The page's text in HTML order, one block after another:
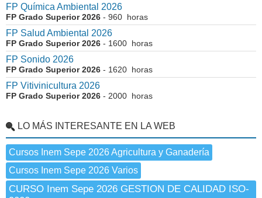
FP Química Ambiental 2026
FP Grado Superior 2026 - 960 horas
FP Salud Ambiental 2026
FP Grado Superior 2026 - 1600 horas
FP Sonido 2026
FP Grado Superior 2026 - 1620 horas
FP Vitivinicultura 2026
FP Grado Superior 2026 - 2000 horas
LO MÁS INTERESANTE EN LA WEB
Cursos Inem Sepe 2026 Agricultura y Ganadería
Cursos Inem Sepe 2026 Varios
CURSO Inem Sepe 2026 GESTION DE CALIDAD ISO-